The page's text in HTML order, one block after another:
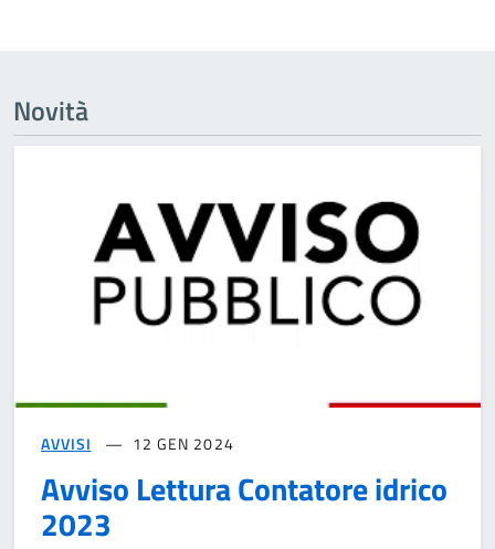
Novità
AVVISI 12 GEN 2024
Avviso Lettura Contatore idrico
2023